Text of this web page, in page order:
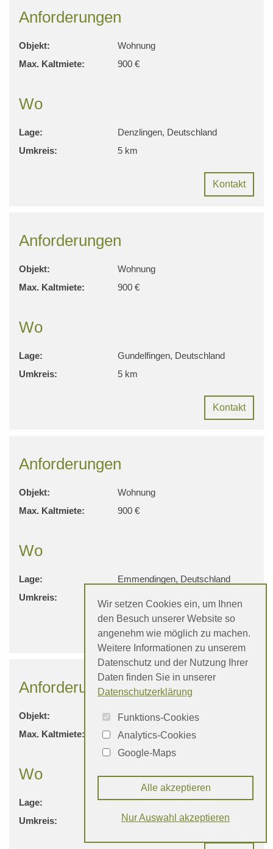
Anforderungen
Objekt:
Wohnung
Max. Kaltmiete:
900 €
Wo
Lage:
Denzlingen, Deutschland
Umkreis:
5 km
Kontakt
Anforderungen
Objekt:
Wohnung
Max. Kaltmiete:
900 €
Wo
Lage:
Gundelfingen, Deutschland
Umkreis:
5 km
Kontakt
Anforderungen
Objekt:
Wohnung
Max. Kaltmiete:
900 €
Wo
Lage:
Emmendingen, Deutschland
Umkreis:
Kontakt
Anforderungen
Objekt:
Wohnung
Max. Kaltmiete:
1.250 €
Wo
Lage:
Teningen, Deutschland
Umkreis:
15 km
Wir setzen Cookies ein, um Ihnen
den Besuch unserer Website so
angenehm wie möglich zu machen.
Weitere Informationen zu unserem
Datenschutz und der Nutzung Ihrer
Daten finden Sie in unserer
Datenschutzerklärung
Funktions-Cookies
Analytics-Cookies
Google-Maps
Alle akzeptieren
Nur Auswahl akzeptieren